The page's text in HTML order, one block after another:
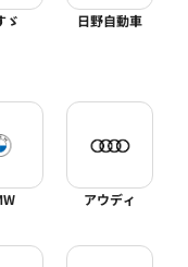
ゞ 日野自動車
アウディ